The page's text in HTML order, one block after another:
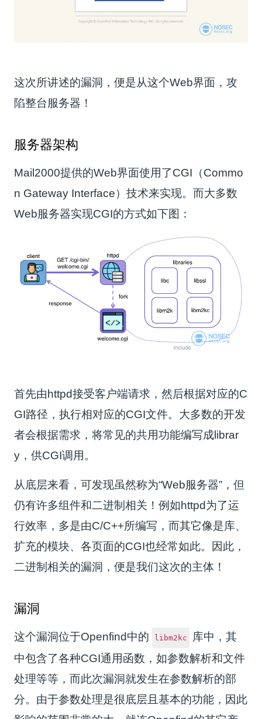
这次所讲述的漏洞，便是从这个Web界面，攻
陷整台服务器！
服务器架构
Mail2000提供的Web界面使用了CGI（Commo
n Gateway Interface）技术来实现。而大多数
Web服务器实现CGI的方式如下图：
首先由httpd接受客户端请求，然后根据对应的C
GI路径，执行相对应的CGI文件。大多数的开发
者会根据需求，将常见的共用功能编写成librar
y，供CGI调用。
从底层来看，可发现虽然称为“Web服务器”，但
仍有许多组件和二进制相关！例如httpd为了运
行效率，多是由C/C++所编写，而其它像是库、
扩充的模块、各页面的CGI也经常如此。因此，
二进制相关的漏洞，便是我们这次的主体！
漏洞
这个漏洞位于Openfind中的 libm2kc
库中，其
中包含了各种CGI通用函数，如参数解析和文件
处理等等，而此次漏洞就发生在参数解析的部
分。由于参数处理是很底层且基本的功能，因此